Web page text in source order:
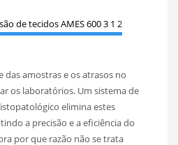
amostras e os atrasos no
os laboratórios. Um sistema de
elimina estes
a precisão e a eficiência do
por que razão não se trata